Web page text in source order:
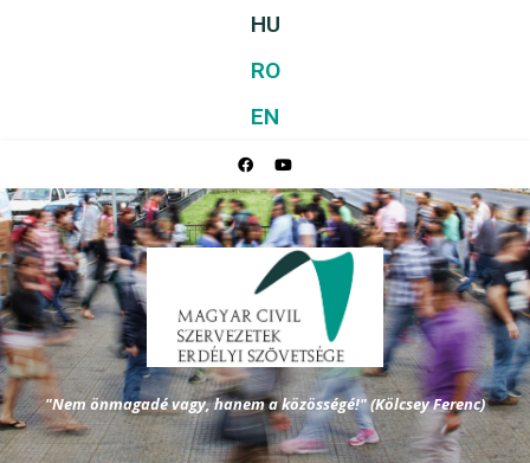
HU
RO
EN
"Nem önmagadé vagy, hanem a közösségé!" (Kölcsey Ferenc)